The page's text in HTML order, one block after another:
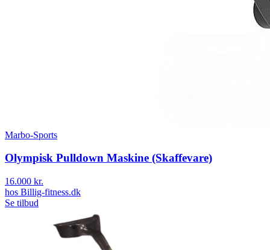
Marbo-Sports
Olympisk Pulldown Maskine (Skaffevare)
16.000 kr.
hos Billig-fitness.dk
Se tilbud